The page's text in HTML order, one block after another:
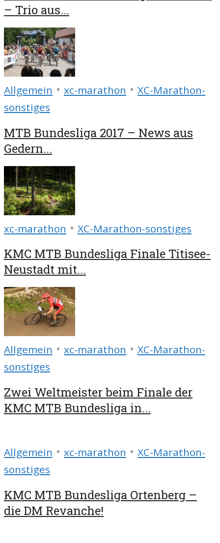
– Trio aus...
Allgemein • xc-marathon • XC-Marathon-
sonstiges
MTB Bundesliga 2017 – News aus
Gedern...
xc-marathon • XC-Marathon-sonstiges
KMC MTB Bundesliga Finale Titisee-
Neustadt mit...
Allgemein • xc-marathon • XC-Marathon-
sonstiges
Zwei Weltmeister beim Finale der
KMC MTB Bundesliga in...
Allgemein • xc-marathon • XC-Marathon-
sonstiges
KMC MTB Bundesliga Ortenberg –
die DM Revanche!